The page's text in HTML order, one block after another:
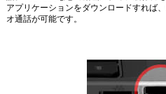
アプリケーションをダウンロードすれば
オ通話が可能です。